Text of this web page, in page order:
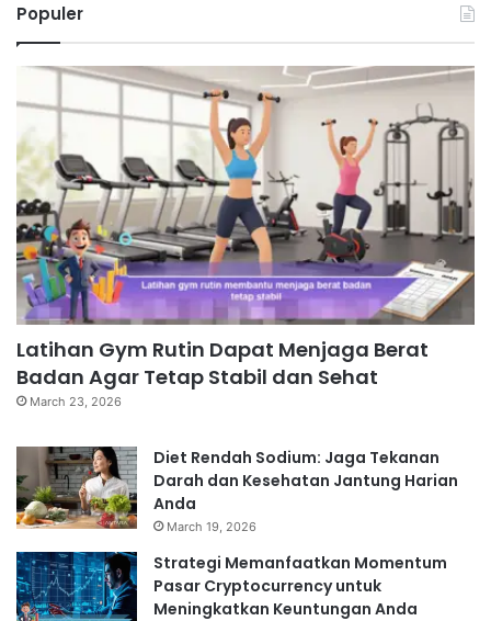
Populer
Latihan Gym Rutin Dapat Menjaga Berat
Badan Agar Tetap Stabil dan Sehat
March 23, 2026
Diet Rendah Sodium: Jaga Tekanan
Darah dan Kesehatan Jantung Harian
Anda
March 19, 2026
Strategi Memanfaatkan Momentum
Pasar Cryptocurrency untuk
Meningkatkan Keuntungan Anda